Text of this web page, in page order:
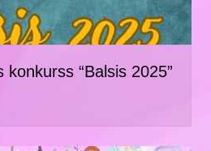
konkurss “Balsis 2025”